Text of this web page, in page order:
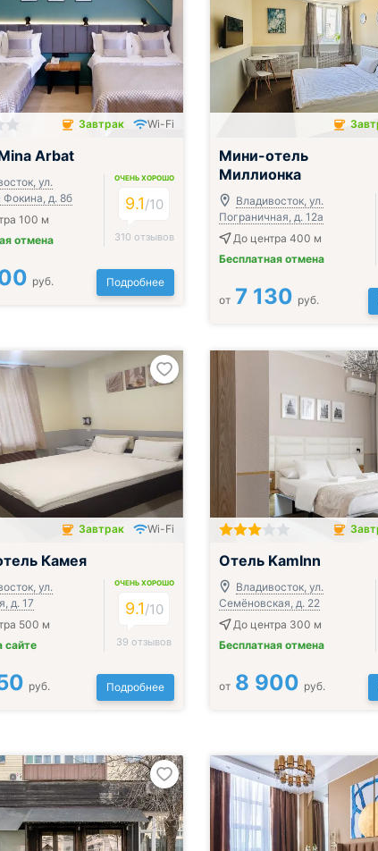
Завтрак Wi-Fi
Arbat
ул.
д. 8б
100 м
отмена
ОЧЕНЬ ХОРОШО
9.1/10
310 отзывов
руб. Подробнее
Завтрак включён
Мини-отель
Миллионка
Владивосток, ул.
Пограничная, д. 12а
До центра 400 м
Бесплатная отмена
от 7 130 руб.
Завтрак Wi-Fi
Камея
ул.
д. 17
500 м
сайте
ОЧЕНЬ ХОРОШО
9.1/10
39 отзывов
руб. Подробнее
Завтрак включён
Отель KamInn
Владивосток, ул.
Семёновская, д. 22
До центра 300 м
Бесплатная отмена
от 8 900 руб.